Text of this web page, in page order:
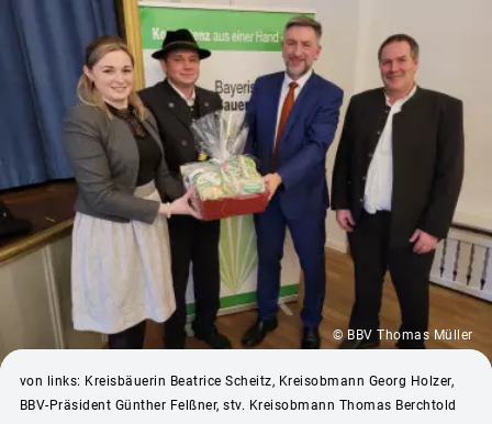
© BBV Thomas Müller
von links: Kreisbäuerin Beatrice Scheitz, Kreisobmann Georg Holzer,
BBV-Präsident Günther Felßner, stv. Kreisobmann Thomas Berchtold